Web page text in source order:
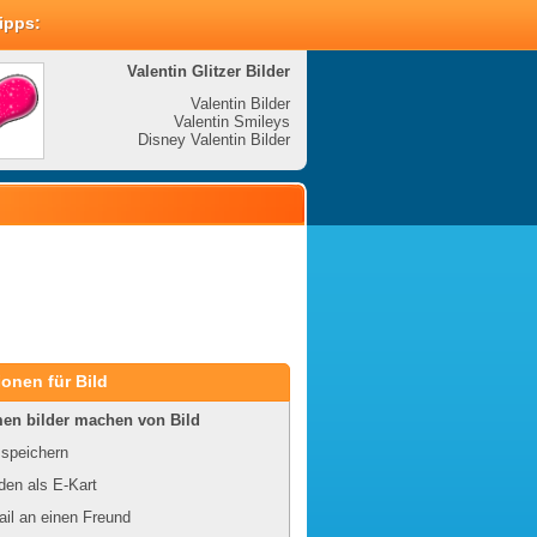
Valentin Glitzer Bilder
Valentin Bilder
Valentin Smileys
Disney Valentin Bilder
für Bild
bilder machen von Bild
als E-Kart
an einen Freund